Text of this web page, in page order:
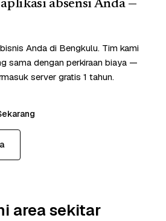
absensi Anda —
Anda di Bengkulu. Tim kami
sama dengan perkiraan biaya —
server gratis 1 tahun.
area sekitar